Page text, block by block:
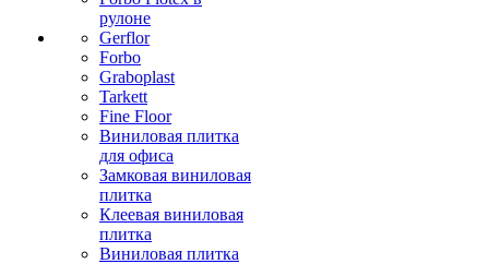
рулоне
Gerflor
Forbo
Graboplast
Tarkett
Fine Floor
Виниловая плитка
для офиса
Замковая виниловая
плитка
Клеевая виниловая
плитка
Виниловая плитка